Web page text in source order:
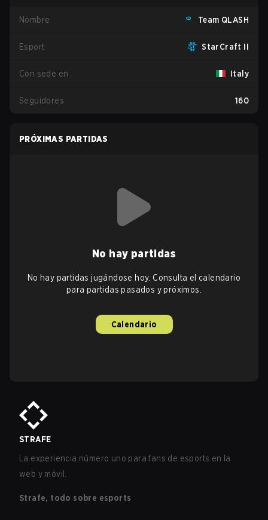
Nombre Team QLASH
Esport StarCraft II
Con sede en Italy
Seguidores 160
PRÓXIMAS PARTIDAS
No hay partidas
No hay partidas jugándose hoy. Consulta el calendario
para partidas pasados y próximos.
Calendario
STRAFE
La experiencia número uno para fans de esports en la
web y móvil.
Strafe, todo sobre esports